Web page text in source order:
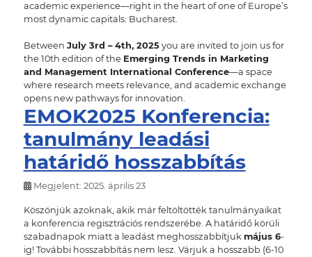
academic experience—right in the heart of one of Europe’s
most dynamic capitals: Bucharest.
Between July 3rd – 4th, 2025you are invited to join us for
the 10th edition of the Emerging Trends in Marketing
and Management International Conference—a space
where research meets relevance, and academic exchange
opens new pathways for innovation.
EMOK2025 Konferencia:
tanulmány leadási
határidő hosszabbítás
Megjelent: 2025. április 23
Köszönjük azoknak, akik már feltöltötték tanulmányaikat
a konferencia regisztrációs rendszerébe. A határidő körüli
szabadnapok miatt a leadást meghosszabbítjuk május 6-
ig! További hosszabbítás nem lesz. Várjuk a hosszabb (6-10